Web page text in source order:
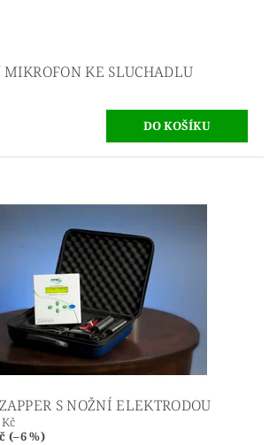
MIKROFON KE SLUCHADLU
S NOŽNÍ ELEKTRODOU
(–6 %)